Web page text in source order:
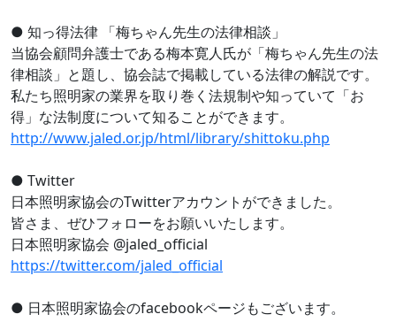
● 知っ得法律 「梅ちゃん先生の法律相談」
当協会顧問弁護士である梅本寛人氏が「梅ちゃん先生の法
律相談」と題し、協会誌で掲載している法律の解説です。
私たち照明家の業界を取り巻く法規制や知っていて「お
得」な法制度について知ることができます。
http://www.jaled.or.jp/html/library/shittoku.php
● Twitter
日本照明家協会のTwitterアカウントができました。
皆さま、ぜひフォローをお願いいたします。
日本照明家協会 @jaled_official
https://twitter.com/jaled_official
● 日本照明家協会のfacebookページもございます。